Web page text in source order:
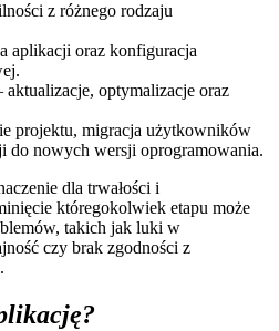
z różnego rodzaju
aplikacji oraz konfiguracja
aktualizacje, optymalizacje oraz
projektu, migracja użytkowników
do nowych wersji oprogramowania.
dla trwałości i
któregokolwiek etapu może
takich jak luki w
czy brak zgodności z